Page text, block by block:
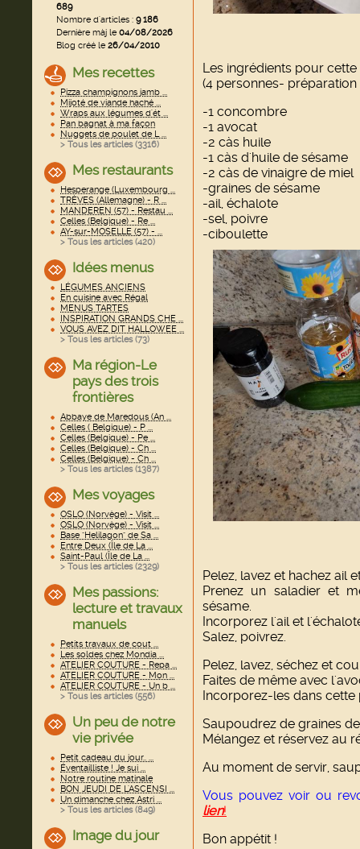
689
Nombre d'articles : 9 186
Dernière màj le04/08/2026
Blog créé le26/04/2010
Mes recettes
Pizza champignons jamb ...
Mijoté de viande haché ...
Wraps aux légumes d'ét ...
Pan bagnat à ma façon
Nuggets de poulet de L ...
> Tous les articles (3316)
Mes restaurants
Hesperange (Luxembourg ...
TRÈVES (Allemagne) - R ...
MANDEREN (57) - Restau ...
Celles (Belgique) - Re ...
AY-sur-MOSELLE (57) - ...
> Tous les articles (420)
Idées menus
LÉGUMES ANCIENS
En cuisine avec Régal
MENUS TARTES
INSPIRATION GRANDS CHE ...
VOUS AVEZ DIT HALLOWEE ...
> Tous les articles (73)
Ma région-Le
pays des trois
frontières
Abbaye de Maredous (An ...
Celles ( Belgique) - P ...
Celles (Belgique) - Pe ...
Celles (Belgique) - Ch ...
Celles (Belgique) - Ch ...
> Tous les articles (1387)
Mes voyages
OSLO (Norvège) - Visit ...
OSLO (Norvège) - Visit ...
Base "Helilagon" de Sa ...
Entre Deux (Île de La ...
Saint-Paul (Île de La ...
> Tous les articles (2329)
Mes passions:
lecture et travaux
manuels
Petits travaux de cout ...
Les soldes chez Mondia ...
ATELIER COUTURE - Repa ...
ATELIER COUTURE - Mon ...
ATELIER COUTURE - Un b ...
> Tous les articles (556)
Un peu de notre
vie privée
Petit cadeau du jour.. ...
Éventailliste ! Je sui ...
Notre routine matinale
BON JEUDI DE L'ASCENSI ...
Un dimanche chez Astri ...
> Tous les articles (849)
Image du jour
Les ingrédients pour cette
(4 personnes- préparation
-1 concombre
-1 avocat
-2 càs huile
-1 càs d'huile de sésame
-2 càs de vinaigre de miel
-graines de sésame
-ail, échalote
-sel, poivre
-ciboulette
Pelez, lavez et hachez ail
Prenez un saladier et
sésame.
Incorporez l'ail et
Salez, poivrez.
Pelez, lavez, séchez et
Faites de même avec
Incorporez-les dans cette
Saupoudrez de graines
Mélangez et réservez au
Au moment de servir,
Vous pouvez voir ou
lien!
Bon appétit !